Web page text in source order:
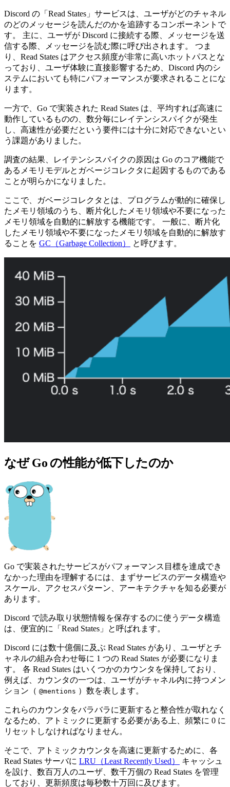
Discord の「Read States」サービスは、ユーザがどのチャネル
のどのメッセージを読んだのかを追跡するコンポーネントで
す。 主に、ユーザが Discord に接続する際、メッセージを送
信する際、メッセージを読む際に呼び出されます。 つま
り、Read States はアクセス頻度が非常に高いホットパスとな
っており、ユーザ体験に直接影響するため、Discord 内のシ
ステムにおいても特にパフォーマンスが要求されることにな
ります。
一方で、Go で実装された Read States は、平均すれば高速に
動作しているものの、数分毎にレイテンシスパイクが発生
し、高速性が必要だという要件には十分に対応できないとい
う課題がありました。
調査の結果、レイテンシスパイクの原因は Go のコア機能で
あるメモリモデルとガベージコレクタに起因するものである
ことが明らかになりました。
ここで、ガベージコレクタとは、プログラムが動的に確保し
たメモリ領域のうち、断片化したメモリ領域や不要になった
メモリ領域を自動的に解放する機能です。 一般に、断片化
したメモリ領域や不要になったメモリ領域を自動的に解放す
ることを GC（Garbage Collection） と呼びます。
なぜ Go の性能が低下したのか
Go で実装されたサービスがパフォーマンス目標を達成でき
なかった理由を理解するには、まずサービスのデータ構造や
スケール、アクセスパターン、アーキテクチャを知る必要が
あります。
Discord で読み取り状態情報を保存するのに使うデータ構造
は、便宜的に「Read States」と呼ばれます。
Discord には数十億個に及ぶ Read States があり、ユーザとチ
ャネルの組み合わせ毎に 1 つの Read States が必要になりま
す。 各 Read States はいくつかのカウンタを保持しており、
例えば、カウンタの一つは、ユーザがチャネル内に持つメン
ション（ @mentions ）数を表します。
これらのカウンタをバラバラに更新すると整合性が取れなく
なるため、アトミックに更新する必要がある上、頻繁に 0 に
リセットしなければなりません。
そこで、アトミックカウンタを高速に更新するために、各
Read States サーバに LRU（Least Recently Used）
キャッシュ
を設け、数百万人のユーザ、数千万個の Read States を管理
しており、更新頻度は毎秒数十万回に及びます。